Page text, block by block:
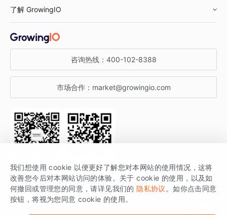
汽车行业
金融行业
智能运营
获客分析
增长公开课
增长博客
开发者文档
SDK 文档
场景指南
了解 GrowingIO
关于 GrowingIO
增长大会
行业活动
咨询热线： 400-102-8388
市场合作： market@growingio.com
关注公众号 获取更多干货
GrowingIO 是专注于数据智能分析与增长的品牌，核心平台为 GrowingIO
分析云。
我们想使用 cookie 以便更好了解您对本网站的使用情况，这将
改善您今后对本网站访问的体验。关于 cookie 的使用，以及如
何撤回或管理您的同意，请详见我们的 隐私协议 。如你点击同意
按钮，将视为您同意 cookie 的使用。